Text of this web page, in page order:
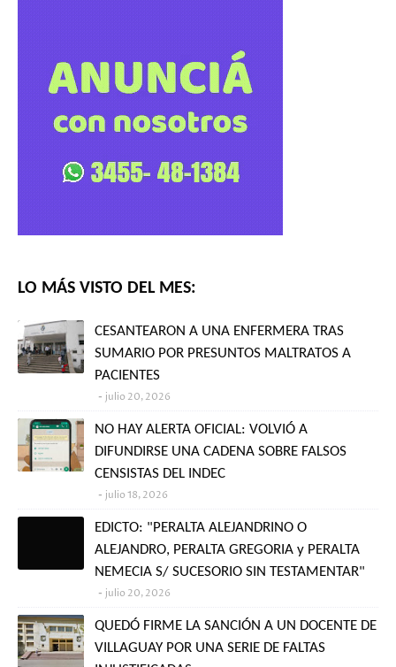
LO MÁS VISTO DEL MES:
CESANTEARON A UNA ENFERMERA TRAS
SUMARIO POR PRESUNTOS MALTRATOS A
PACIENTES
julio 20, 2026
NO HAY ALERTA OFICIAL: VOLVIÓ A
DIFUNDIRSE UNA CADENA SOBRE FALSOS
CENSISTAS DEL INDEC
julio 18, 2026
EDICTO: "PERALTA ALEJANDRINO O
ALEJANDRO, PERALTA GREGORIA y PERALTA
NEMECIA S/ SUCESORIO SIN TESTAMENTAR"
julio 20, 2026
QUEDÓ FIRME LA SANCIÓN A UN DOCENTE DE
VILLAGUAY POR UNA SERIE DE FALTAS